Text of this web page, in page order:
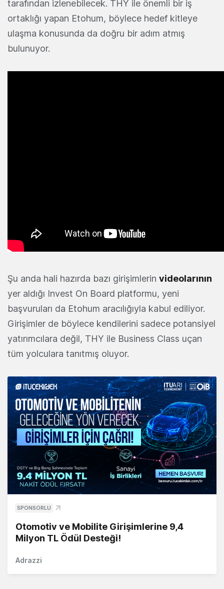
tarafından izlenebilecek. THY ile önemli bir iş
ortaklığı yapan Etohum, böylece hedef kitleye
ulaşma konusunda da doğru bir adım atmış
bulunuyor.
Şu anda hali hazırda bazı girişimlerin videolarının
yer aldığı Invest On Board platformu, yeni
başvuruları da Etohum aracılığıyla kabul ediliyor.
Girişimler de böylece kendilerini sadece potansiyel
yatırımcılara değil, THY ile Business Class uçan
tüm yolculara tanıtmış oluyor.
SPONSORLU
Otomotiv ve Mobilite Girişimlerine 9,4
Milyon TL Ödül Desteği!
Adrazzi